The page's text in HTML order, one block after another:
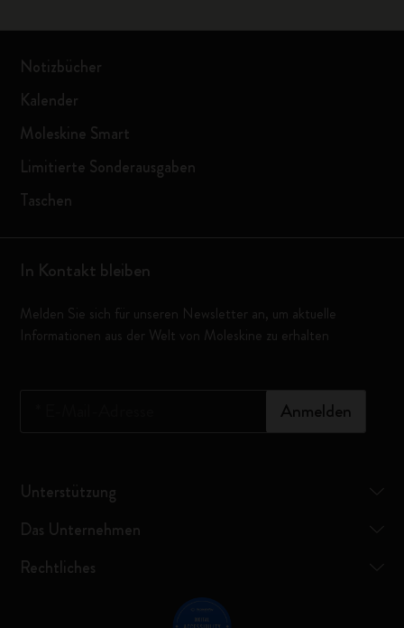
Notizbücher
Kalender
Moleskine Smart
Limitierte Sonderausgaben
Taschen
In Kontakt bleiben
Melden Sie sich für unseren Newsletter an, um aktuelle
Informationen aus der Welt von Moleskine zu erhalten
Anmelden
Unterstützung
Das Unternehmen
Rechtliches